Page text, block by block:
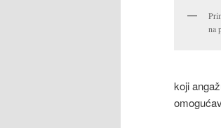
na
koji